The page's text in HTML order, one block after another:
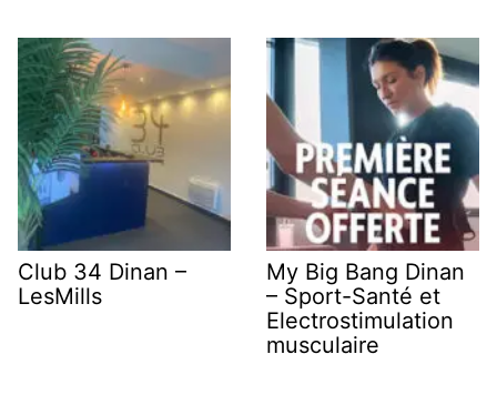
Club 34 Dinan –
LesMills
My Big Bang Dinan
– Sport-Santé et
Electrostimulation
musculaire